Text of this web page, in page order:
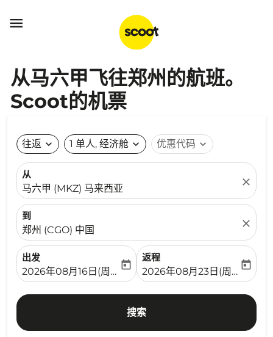

从马六甲飞往郑州的航班。
Scoot的机票
往返 expand_more 1 单人, 经济舱 expand_more 优惠代码 expand_more
从
马六甲 (MKZ) 马来西亚
close
到
郑州 (CGO) 中国
close
出发
fc-booking-departure-date-aria-label
2026年08月16日(周日)
today
返程
fc-booking-return-date-
2026年08月23日(周日)
today
搜索